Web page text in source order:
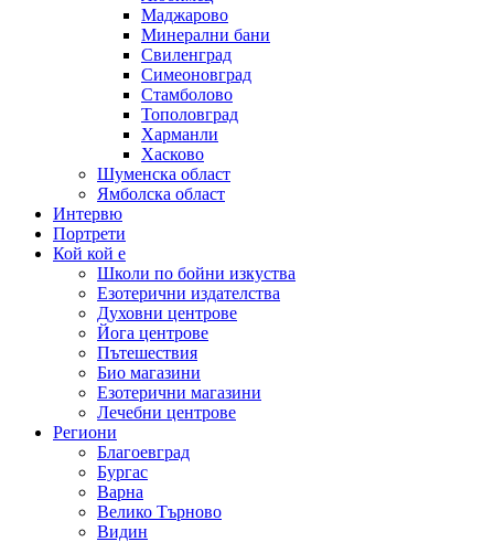
Маджарово
Минерални бани
Свиленград
Симеоновград
Стамболово
Тополовград
Харманли
Хасково
Шуменска област
Ямболска област
Интервю
Портрети
Кой кой е
Школи по бойни изкуства
Езотерични издателства
Духовни центрове
Йога центрове
Пътешествия
Био магазини
Езотерични магазини
Лечебни центрове
Региони
Благоевград
Бургас
Варна
Велико Търново
Видин